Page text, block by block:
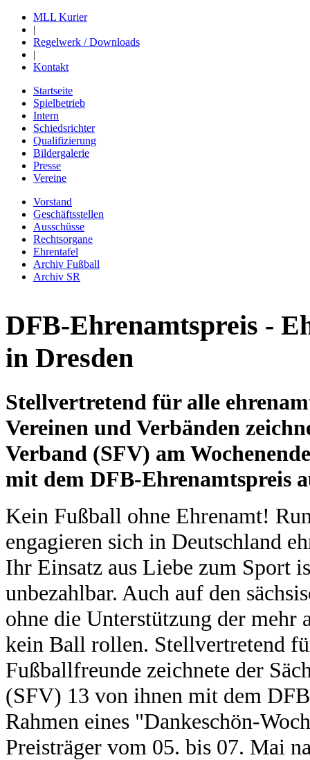
MLL Kurier
|
Regelwerk / Downloads
|
Kontakt
Startseite
Spielbetrieb
Intern
Schiedsrichter
Qualifizierung
Bildergalerie
Presse
Vereine
Vorstand
Geschäftsstellen
Ausschüsse
Rechtsorgane
Ehrentafel
Archiv Fußball
Archiv SR
DFB-Ehrenamtspreis -
in Dresden
Stellvertretend für alle
Vereinen und Verbänden
Verband (SFV) am
mit dem DFB-Ehrenamtspreis
Kein Fußball ohne Ehrenamt!
engagieren sich in Deutschland
Ihr Einsatz aus Liebe zum Sport
unbezahlbar. Auch auf den
ohne die Unterstützung der mehr
kein Ball rollen. Stellvertretend
Fußballfreunde zeichnete der
(SFV) 13 von ihnen mit dem
Rahmen eines "Dankeschön-
Preisträger vom 05. bis 07. Mai